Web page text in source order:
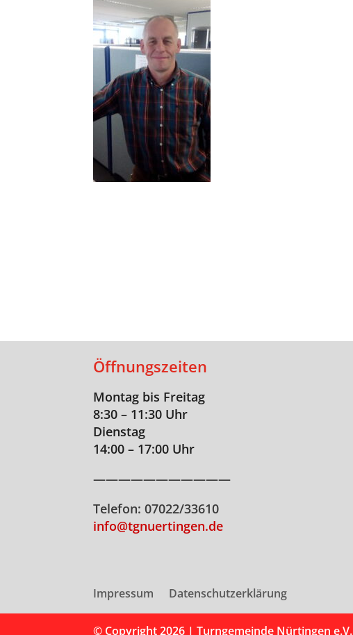
Öffnungszeiten
Montag bis Freitag
8:30 – 11:30 Uhr
Dienstag
14:00 – 17:00 Uhr
———————————
Telefon: 07022/33610
info@tgnuertingen.de
Impressum Datenschutzerklärung
© Copyright 2026 |Turngemeinde Nürtingen e.V.